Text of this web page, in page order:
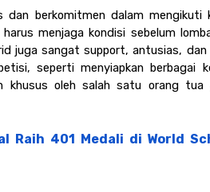
berkomitmen dalam mengikuti
menjaga kondisi sebelum
juga sangat support, antusias,
seperti menyiapkan berbagai
khusus oleh salah satu orang tua
Raih 401 Medali di World